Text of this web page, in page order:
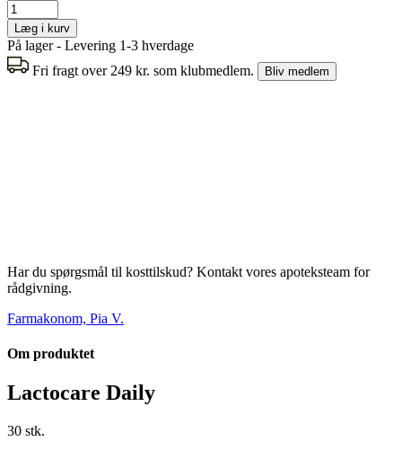
Læg i kurv
På lager - Levering 1-3 hverdage
Fri fragt over 249 kr. som klubmedlem.
Bliv medlem
Har du spørgsmål til kosttilskud? Kontakt vores apoteksteam for
rådgivning.
Farmakonom, Pia V.
Om produktet
Lactocare Daily
30 stk.